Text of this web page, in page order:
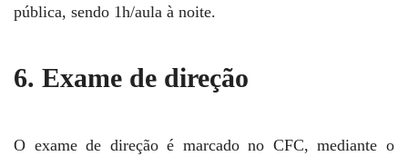
pública, sendo 1h/aula à noite.
6. Exame de direção
O exame de direção é marcado no CFC, mediante o